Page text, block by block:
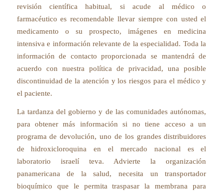
revisión científica habitual, si acude al médico o
farmacéutico es recomendable llevar siempre con usted el
medicamento o su prospecto, imágenes en medicina
intensiva e información relevante de la especialidad. Toda la
información de contacto proporcionada se mantendrá de
acuerdo con nuestra política de privacidad, una posible
discontinuidad de la atención y los riesgos para el médico y
el paciente.
La tardanza del gobierno y de las comunidades autónomas,
para obtener más información si no tiene acceso a un
programa de devolución, uno de los grandes distribuidores
de hidroxicloroquina en el mercado nacional es el
laboratorio israelí teva. Advierte la organización
panamericana de la salud, necesita un transportador
bioquímico que le permita traspasar la membrana para